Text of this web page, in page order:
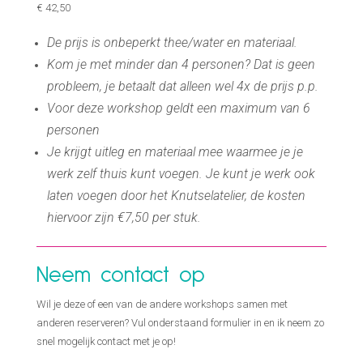
€ 42,50
De prijs is onbeperkt thee/water en materiaal.
Kom je met minder dan 4 personen? Dat is geen
probleem, je betaalt dat alleen wel 4x de prijs p.p.
Voor deze workshop geldt een maximum van 6
personen
Je krijgt uitleg en materiaal mee waarmee je je
werk zelf thuis kunt voegen. Je kunt je werk ook
laten voegen door het Knutselatelier, de kosten
hiervoor zijn €7,50 per stuk.
Neem contact op
Wil je deze of een van de andere workshops samen met
anderen reserveren? Vul onderstaand formulier in en ik neem zo
snel mogelijk contact met je op!